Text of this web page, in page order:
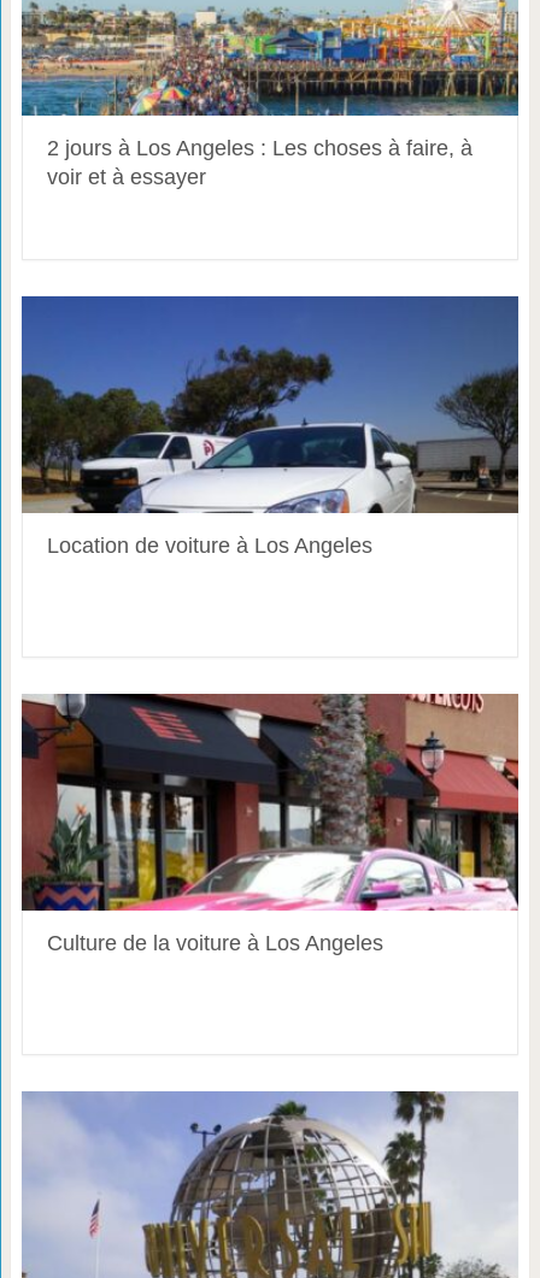
2 jours à Los Angeles : Les choses à faire, à
voir et à essayer
Location de voiture à Los Angeles
Culture de la voiture à Los Angeles